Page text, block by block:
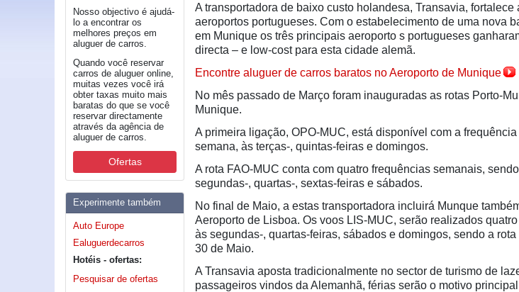
Nosso objectivo é ajudá-
lo a encontrar os
melhores preços em
aluguer de carros.
Quando você reservar
carros de aluguer online,
muitas vezes você irá
obter taxas muito mais
baratas do que se você
reservar directamente
através da agência de
aluguer de carros.
Ofertas
Experimente também
Auto Europe
Ealuguerdecarros
Hotéis - ofertas:
Pesquisar de ofertas
A transportadora de baixo custo holandesa, Transavia, fortalece
aeroportos portugueses. Com o estabelecimento de uma nova
em Munique os três principais aeroporto s portugueses
directa – e low-cost para esta cidade alemã.
Encontre aluguer de carros baratos no Aeroporto de Munique
No mês passado de Março foram inauguradas as rotas Porto-
Munique.
A primeira ligação, OPO-MUC, está disponível com a
semana, às terças-, quintas-feiras e domingos.
A rota FAO-MUC conta com quatro frequências semanais,
segundas-, quartas-, sextas-feiras e sábados.
No final de Maio, a estas transportadora incluirá Munque
Aeroporto de Lisboa. Os voos LIS-MUC, serão realizados
às segundas-, quartas-feiras, sábados e domingos, sendo a
30 de Maio.
A Transavia aposta tradicionalmente no sector de turismo de
passageiros vindos da Alemanhã, férias serão o motivo